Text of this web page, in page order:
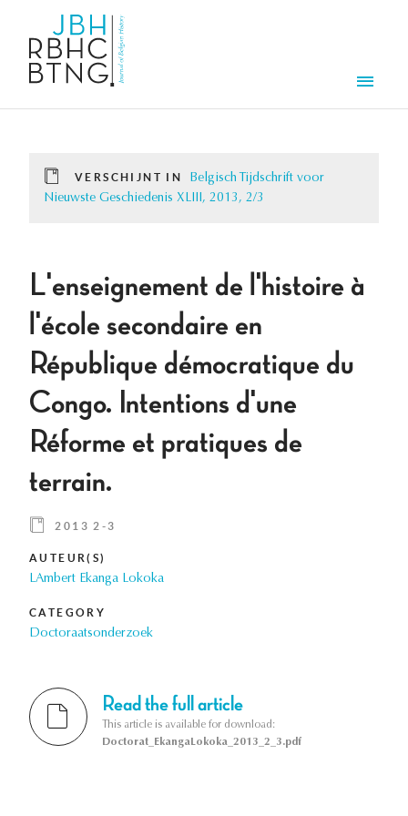
VERSCHIJNT IN
Belgisch Tijdschrift voor
Nieuwste Geschiedenis XLIII, 2013, 2/3
L'enseignement de l'histoire à
l'école secondaire en
République démocratique du
Congo. Intentions d'une
Réforme et pratiques de
terrain.
2013 2-3
AUTEUR(S)
LAmbert Ekanga Lokoka
CATEGORY
Doctoraatsonderzoek
Read the full article
This article is available for download:
Doctorat_EkangaLokoka_2013_2_3.pdf